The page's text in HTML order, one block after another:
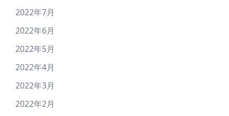
2022年7月
2022年6月
2022年5月
2022年4月
2022年3月
2022年2月